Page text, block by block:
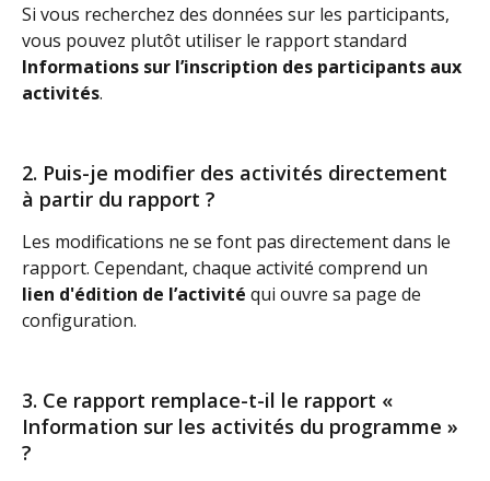
Si vous recherchez des données sur les participants,
vous pouvez plutôt utiliser le rapport standard
Informations sur l’inscription des participants aux
activités.
2. Puis-je modifier des activités directement
à partir du rapport ?
Les modifications ne se font pas directement dans le
rapport. Cependant, chaque activité comprend un
lien d'édition de l’activité qui ouvre sa page de
configuration.
3. Ce rapport remplace-t-il le rapport «
Information sur les activités du programme »
?